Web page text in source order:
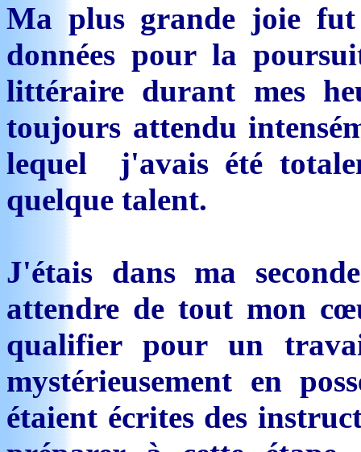
Ma plus grande joie
données pour la
littéraire durant mes
toujours attendu
lequel j'avais été
quelque talent.
J'étais dans ma
attendre de tout mon
qualifier pour un
mystérieusement en
étaient écrites des